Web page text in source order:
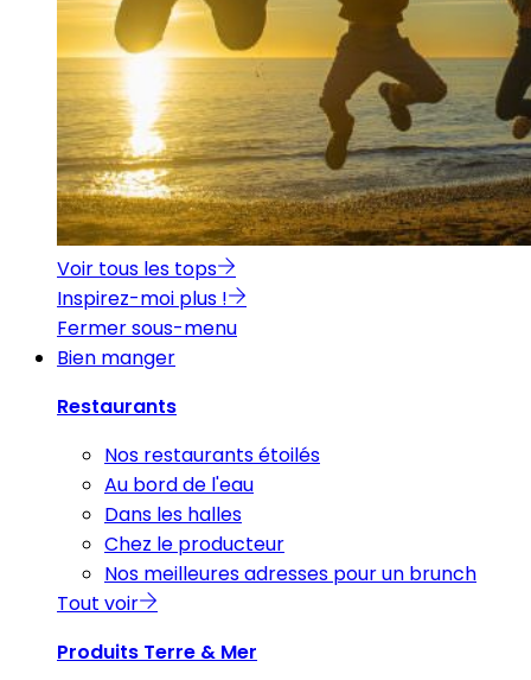
Voir tous les tops
Inspirez-moi plus !
Fermer sous-menu
Bien manger
Restaurants
Nos restaurants étoilés
Au bord de l'eau
Dans les halles
Chez le producteur
Nos meilleures adresses pour un brunch
Tout voir
Produits Terre & Mer